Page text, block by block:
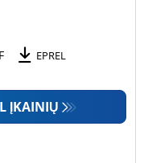
EPREL
ĮKAINIŲ